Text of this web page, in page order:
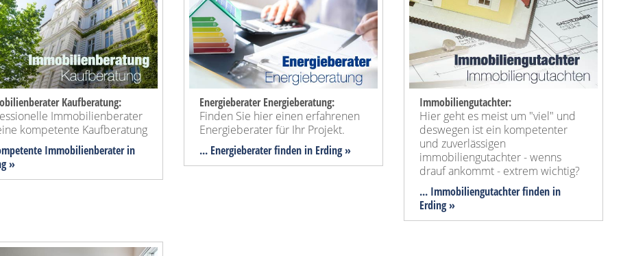
Kaufberatung:
Immobilienberater
kompetente Kaufberatung
Immobilienberater in
»
Energieberater Energieberatung:
Finden Sie hier einen erfahrenen
Energieberater für Ihr Projekt.
... Energieberater finden in Erding »
Immobiliengutachter:
Hier geht es meist um "viel" und
deswegen ist ein kompetenter
und zuverlässigen
immobiliengutachter - wenns
drauf ankommt - extrem wichtig?
... Immobiliengutachter finden in
Erding »